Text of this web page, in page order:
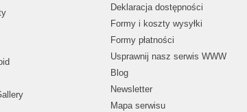
Deklaracja dostępności
Formy i koszty wysyłki
Formy płatności
Usprawnij nasz serwis WWW
Blog
Newsletter
Mapa serwisu